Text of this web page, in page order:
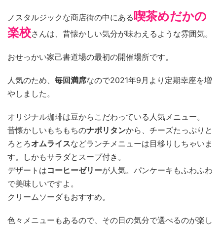
ノスタルジックな商店街の中にある喫茶めだかの
楽校さんは、昔懐かしい気分が味わえるような雰囲気。
おせっかい家己書道場の最初の開催場所です。
人気のため、 毎回満席なので2021年9月より定期幸座を増
やしました。
オリジナル珈琲は豆からこだわっている人気メニュー。
昔懐かしいもちもちのナポリタンから、チーズたっぷりと
ろとろオムライスなどランチメニューは目移りしちゃいま
す。しかもサラダとスープ付き。
デザートはコーヒーゼリーが人気。パンケーキもふわふわ
で美味しいですよ。
クリームソーダもおすすめ。
色々メニューもあるので、その日の気分で選べるのが楽し